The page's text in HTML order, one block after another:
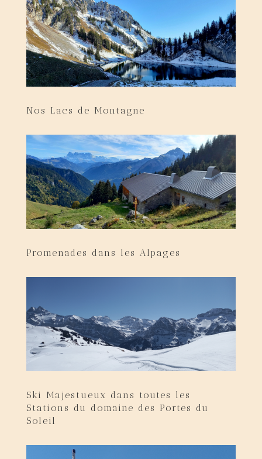
Nos Lacs de Montagne
Promenades dans les Alpages
Ski Majestueux dans toutes les
Stations du domaine des Portes du
Soleil